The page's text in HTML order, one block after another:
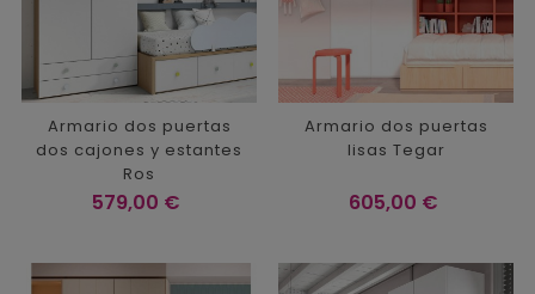
Armario dos puertas
dos cajones y estantes
Ros
Precio
579,00 €
Armario dos puertas
lisas Tegar
Precio
605,00 €